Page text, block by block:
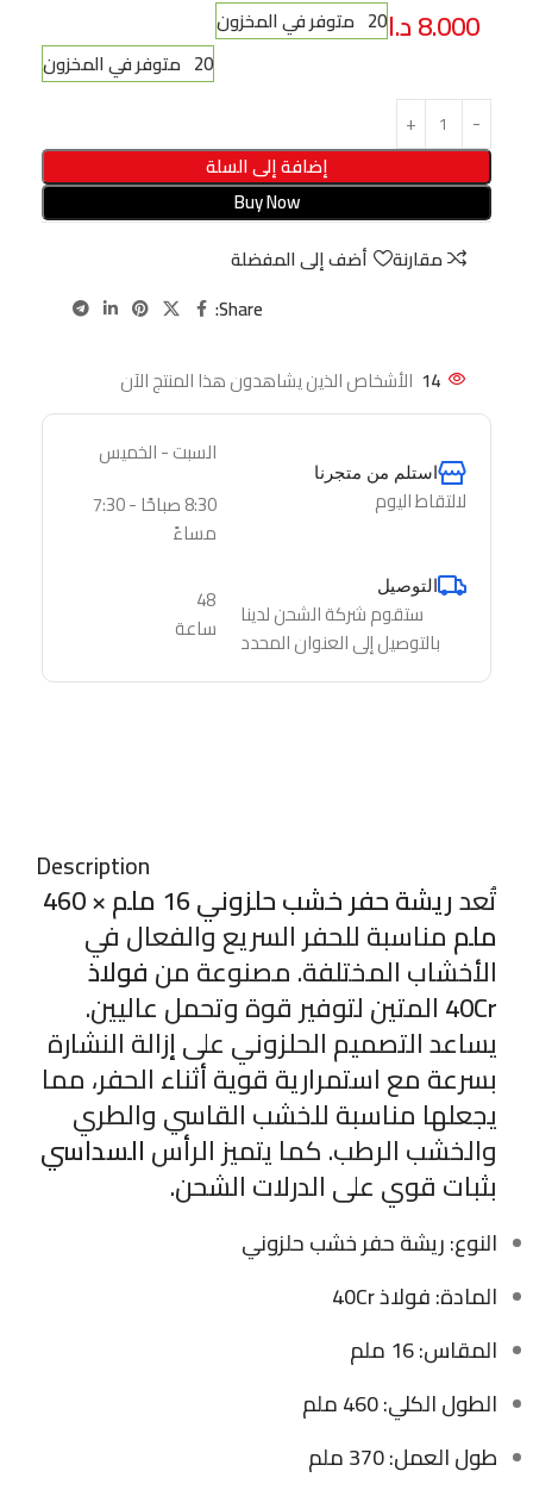
8.000د.ا20 متوفر في المخزون
20 متوفر في المخزون
إضافة إلى السلة
Buy Now
مقارنة
أضف إلى المفضلة
Share:
14 الأشخاص الذين يشاهدون هذا المنتج الآن
استلم من متجرنا
لالتقاط اليوم
السبت - الخميس
8:30 صباحًا - 7:30
مساءً
التوصيل
ستقوم شركة الشحن لدينا
بالتوصيل إلى العنوان المحدد
48
ساعة
Description
تُعد ريشة حفر خشب حلزوني 16 ملم × 460
ملممناسبة للحفر السريع والفعال في
الأخشاب المختلفة. مصنوعة منفولاذ
40Crالمتين لتوفير قوة وتحمل عاليين.
يساعد التصميم الحلزوني على إزالة النشارة
بسرعة مع استمرارية قوية أثناء الحفر، مما
يجعلها مناسبة للخشب القاسي والطري
والخشب الرطب. كما يتميز الرأسالسداسي
بثبات قوي على الدرلات الشحن.
النوع: ريشة حفر خشب حلزوني
المادة: فولاذ 40Cr
المقاس: 16 ملم
الطول الكلي: 460 ملم
طول العمل: 370 ملم